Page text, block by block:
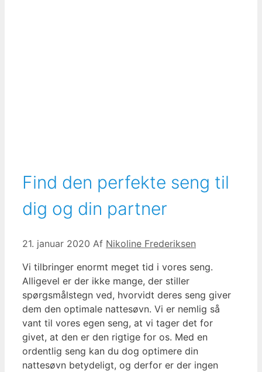
Find den perfekte seng til
dig og din partner
21. januar 2020 Af Nikoline Frederiksen
Vi tilbringer enormt meget tid i vores seng.
Alligevel er der ikke mange, der stiller
spørgsmålstegn ved, hvorvidt deres seng giver
dem den optimale nattesøvn. Vi er nemlig så
vant til vores egen seng, at vi tager det for
givet, at den er den rigtige for os. Med en
ordentlig seng kan du dog optimere din
nattesøvn betydeligt, og derfor er der ingen